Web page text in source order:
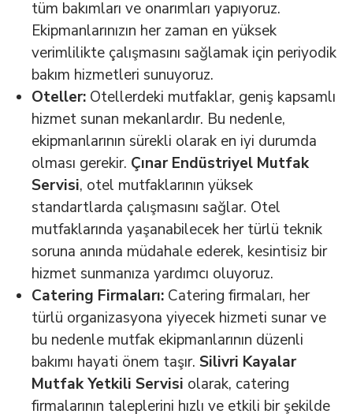
tüm bakımları ve onarımları yapıyoruz.
Ekipmanlarınızın her zaman en yüksek
verimlilikte çalışmasını sağlamak için periyodik
bakım hizmetleri sunuyoruz.
Oteller: Otellerdeki mutfaklar, geniş kapsamlı
hizmet sunan mekanlardır. Bu nedenle,
ekipmanlarının sürekli olarak en iyi durumda
olması gerekir. Çınar Endüstriyel Mutfak
Servisi, otel mutfaklarının yüksek
standartlarda çalışmasını sağlar. Otel
mutfaklarında yaşanabilecek her türlü teknik
soruna anında müdahale ederek, kesintisiz bir
hizmet sunmanıza yardımcı oluyoruz.
Catering Firmaları: Catering firmaları, her
türlü organizasyona yiyecek hizmeti sunar ve
bu nedenle mutfak ekipmanlarının düzenli
bakımı hayati önem taşır. Silivri Kayalar
Mutfak Yetkili Servisi olarak, catering
firmalarının taleplerini hızlı ve etkili bir şekilde